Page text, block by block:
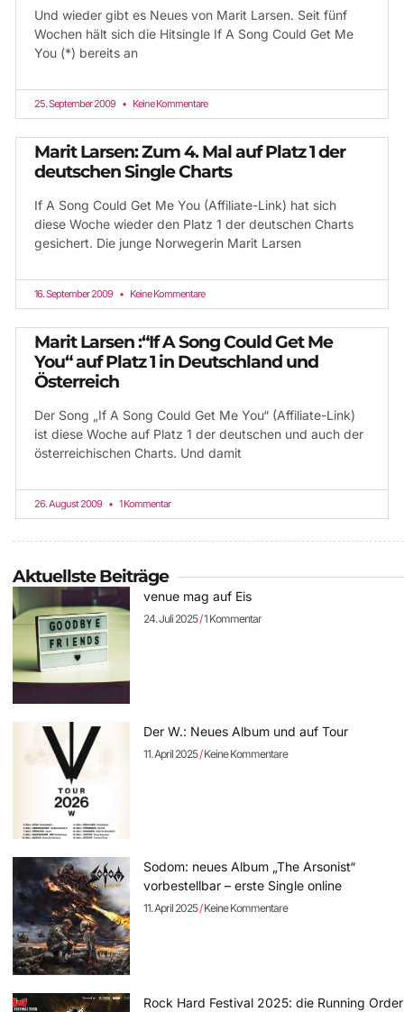
Und wieder gibt es Neues von Marit Larsen. Seit fünf
Wochen hält sich die Hitsingle If A Song Could Get Me
You (*) bereits an
25. September 2009 Keine Kommentare
Marit Larsen: Zum 4. Mal auf Platz 1 der
deutschen Single Charts
If A Song Could Get Me You (Affiliate-Link) hat sich
diese Woche wieder den Platz 1 der deutschen Charts
gesichert. Die junge Norwegerin Marit Larsen
16. September 2009 Keine Kommentare
Marit Larsen :“If A Song Could Get Me
You“ auf Platz 1 in Deutschland und
Österreich
Der Song „If A Song Could Get Me You“ (Affiliate-Link)
ist diese Woche auf Platz 1 der deutschen und auch der
österreichischen Charts. Und damit
26. August 2009 1 Kommentar
Aktuellste Beiträge
venue mag auf Eis
24. Juli 2025 1 Kommentar
Der W.: Neues Album und auf Tour
11. April 2025 Keine Kommentare
Sodom: neues Album „The Arsonist“
vorbestellbar – erste Single online
11. April 2025 Keine Kommentare
Rock Hard Festival 2025: die Running Order